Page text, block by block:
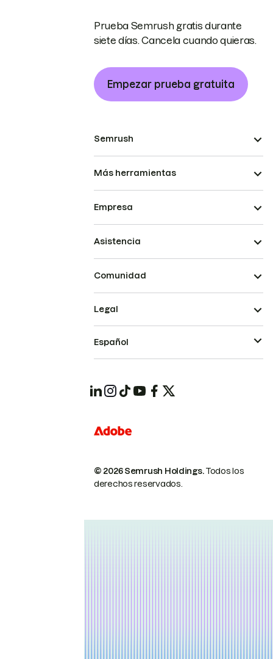
Prueba Semrush gratis durante
siete días. Cancela cuando quieras.
Empezar prueba gratuita
Semrush
Más herramientas
Empresa
Asistencia
Comunidad
© 2026 Semrush Holdings.Todos los
derechos reservados.
Legal
Español